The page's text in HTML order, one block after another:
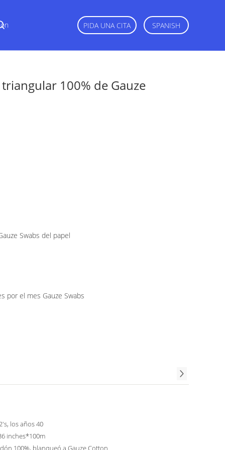
PIDA UNA CITA SPANISH
100% de Gauze
Swabs del papel
por el mes Gauze Swabs
los años 40
inches*100m
100%, blanqueó a Gauze Cotton